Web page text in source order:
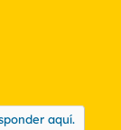
aquí.